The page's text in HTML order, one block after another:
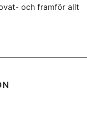
och framför allt